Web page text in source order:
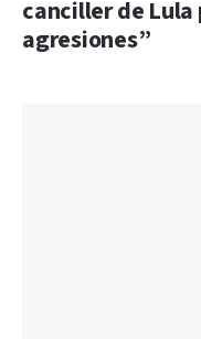
canciller de Lula
agresiones”